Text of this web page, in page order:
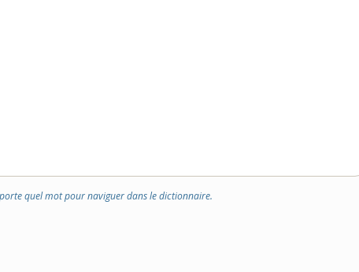
quel mot pour naviguer dans le dictionnaire.